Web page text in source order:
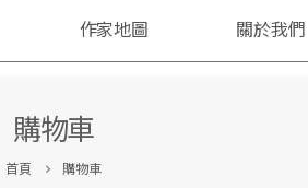
作家地圖 關於我們
購物車
首頁 購物車